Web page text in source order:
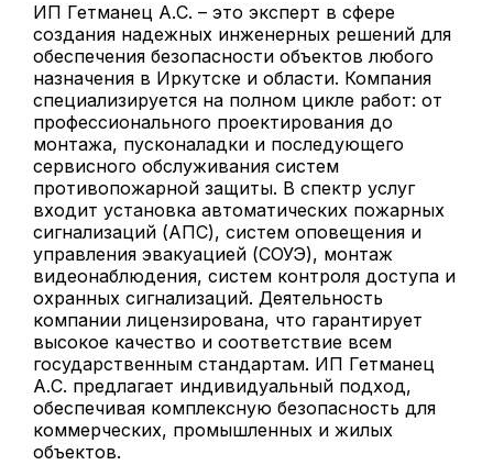
ИП Гетманец А.С. – это эксперт в сфере
создания надежных инженерных решений для
обеспечения безопасности объектов любого
назначения в Иркутске и области. Компания
специализируется на полном цикле работ: от
профессионального проектирования до
монтажа, пусконаладки и последующего
сервисного обслуживания систем
противопожарной защиты. В спектр услуг
входит установка автоматических пожарных
сигнализаций (АПС), систем оповещения и
управления эвакуацией (СОУЭ), монтаж
видеонаблюдения, систем контроля доступа и
охранных сигнализаций. Деятельность
компании лицензирована, что гарантирует
высокое качество и соответствие всем
государственным стандартам. ИП Гетманец
А.С. предлагает индивидуальный подход,
обеспечивая комплексную безопасность для
коммерческих, промышленных и жилых
объектов.